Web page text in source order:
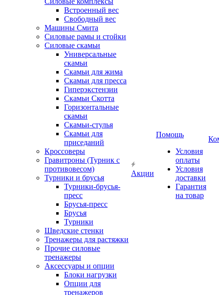
Встроенный вес
Свободный вес
Машины Смита
Силовые рамы и стойки
Силовые скамьи
Универсальные
скамьи
Скамьи для жима
Скамьи для пресса
Гиперэкстензии
Скамьи Скотта
Горизонтальные
скамьи
Скамьи-стулья
Скамьи для
приседаний
Кроссоверы
Гравитроны (Турник с
противовесом)
Турники и брусья
Турники-брусья-
пресс
Брусья-пресс
Брусья
Турники
Шведские стенки
Тренажеры для растяжки
Прочие силовые
тренажеры
Аксессуары и опции
Блоки нагрузки
Опции для
тренажеров
Акции
Помощь
Условия
оплаты
Условия
доставки
Гарантия
на товар